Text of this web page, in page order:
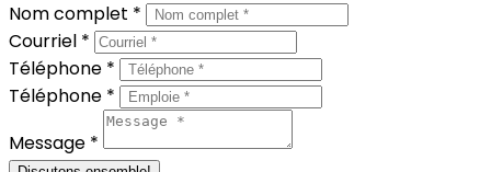
Nom complet *
Courriel *
Téléphone *
Téléphone *
Message *